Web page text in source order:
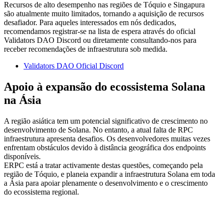
Recursos de alto desempenho nas regiões de Tóquio e Singapura
são atualmente muito limitados, tornando a aquisição de recursos
desafiador. Para aqueles interessados em nós dedicados,
recomendamos registrar-se na lista de espera através do oficial
Validators DAO Discord ou diretamente consultando-nos para
receber recomendações de infraestrutura sob medida.
Validators DAO Oficial Discord
Apoio à expansão do ecossistema Solana
na Ásia
A região asiática tem um potencial significativo de crescimento no
desenvolvimento de Solana. No entanto, a atual falta de RPC
infraestrutura apresenta desafios. Os desenvolvedores muitas vezes
enfrentam obstáculos devido à distância geográfica dos endpoints
disponíveis.
ERPC está a tratar activamente destas questões, começando pela
região de Tóquio, e planeia expandir a infraestrutura Solana em toda
a Ásia para apoiar plenamente o desenvolvimento e o crescimento
do ecossistema regional.